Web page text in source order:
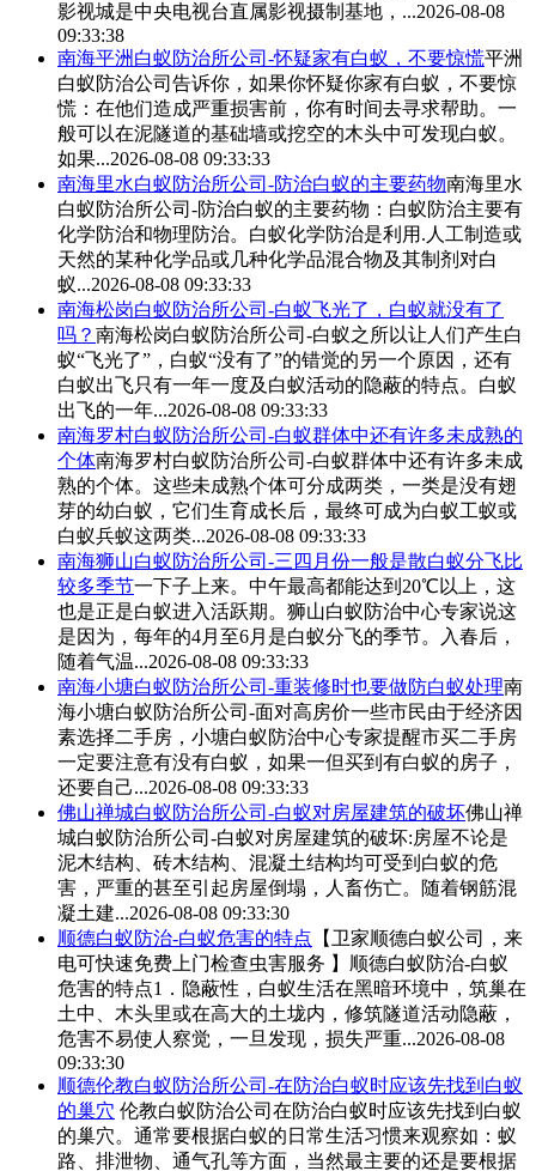
影视城是中央电视台直属影视摄制基地，...2026-08-08
09:33:38
南海平洲 白蚁防治所公司-怀疑家有白蚁，不要惊慌平洲
白蚁防治公司告诉你，如果你怀疑你家有白蚁，不要惊
慌：在他们造成严重损害前，你有时间去寻求帮助。一
般可以在泥隧道的基础墙或挖空的木头中可发现白蚁。
如果...2026-08-08 09:33:33
南海里水白蚁防治所公司-防治白蚁的主要药物南海里水
白蚁防治所公司-防治白蚁的主要药物： 白蚁防治主要有
化学防治和物理防治。白蚁化学防治是利用.人工制造或
天然的某种化学品或几种化学品混合物及其制剂对白
蚁...2026-08-08 09:33:33
南海松岗白蚁防治所公司-白蚁飞光了，白蚁就没有了
吗？ 南海松岗白蚁防治所公司-白蚁之所以让人们产生白
蚁“飞光了”，白蚁“没有了”的错觉的另一个原因，还有
白蚁出飞只有一年一度及白蚁活动的隐蔽的特点。白蚁
出飞的一年...2026-08-08 09:33:33
南海罗村白蚁防治所公司-白蚁群体中还有许多未成熟的
个体南海罗村白蚁防治所公司-白蚁群体中还有许多未成
熟的个体。这些未成熟个体可分成两类，一类是没有翅
芽的幼白蚁，它们生育成长后，最终可成为白蚁工蚁或
白蚁兵蚁这两类...2026-08-08 09:33:33
南海狮山白蚁防治所公司-三四月份一般是散白蚁分飞比
较多季节一下子上来。中午最高都能达到20℃以上，这
也是正是白蚁进入活跃期。狮山白蚁防治中心专家说这
是因为，每年的4月至6月是白蚁分飞的季节。入春后，
随着气温...2026-08-08 09:33:33
南海小塘白蚁防治所公司-重装修时也要做防白蚁处理南
海小塘白蚁防治所公司-面对高房价一些市民由于经济因
素选择二手房，小塘白蚁防治中心专家提醒市买二手房
一定要注意有没有白蚁，如果一但买到有白蚁的房子，
还要自己...2026-08-08 09:33:33
佛山禅城白蚁防治所公司-白蚁对房屋建筑的破坏佛山禅
城白蚁防治所公司-白蚁对房屋建筑的破坏:房屋不论是
泥木结构、砖木结构、混凝土结构均可受到白蚁的危
害，严重的甚至引起房屋倒塌，人畜伤亡。随着钢筋混
凝土建...2026-08-08 09:33:30
顺德白蚁防治-白蚁危害的特点 【卫家顺德白蚁公司，来
电可快速免费上门检查虫害服务 】顺德白蚁防治-白蚁
危害的特点1．隐蔽性，白蚁生活在黑暗环境中，筑巢在
土中、木头里或在高大的土垅内，修筑隧道活动隐蔽，
危害不易使人察觉，一旦发现，损失严重...2026-08-08
09:33:30
顺德伦教白蚁防治所公司-在防治白蚁时应该先找到白蚁
的巢穴 伦教白蚁防治公司在防治白蚁时应该先找到白蚁
的巢穴。通常要根据白蚁的日常生活习惯来观察如：蚁
路、排泄物、通气孔等方面，当然最主要的还是要根据